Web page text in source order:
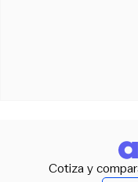
Cotiza y